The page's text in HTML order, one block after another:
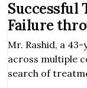
Successful
Failure
Kidney
Mr. Rashid, a
across multiple
search of